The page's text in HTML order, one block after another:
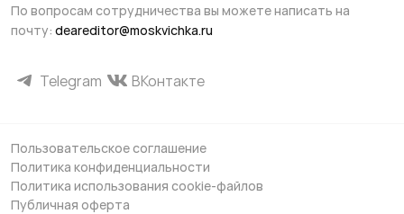
По вопросам сотрудничества вы можете написать на
почту: deareditor@moskvichka.ru
Telegram ВКонтакте
Пользовательское соглашение
Политика конфиденциальности
Политика использования cookie-файлов
Публичная оферта